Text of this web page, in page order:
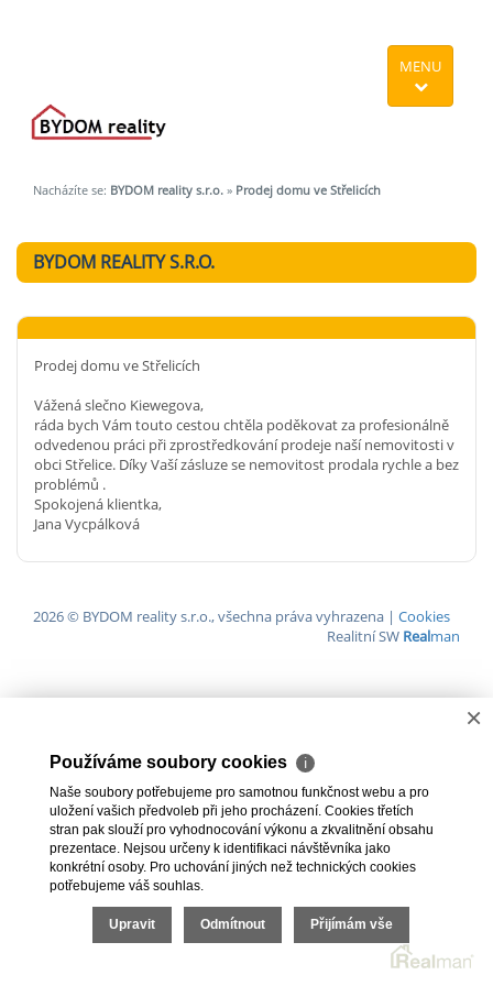
MENU
Nacházíte se: BYDOM reality s.r.o. » Prodej domu ve Střelicích
BYDOM REALITY S.R.O.
Prodej domu ve Střelicích
Vážená slečno Kiewegova,
ráda bych Vám touto cestou chtěla poděkovat za profesionálně
odvedenou práci při zprostředkování prodeje naší nemovitosti v
obci Střelice. Díky Vaší zásluze se nemovitost prodala rychle a bez
problémů .
Spokojená klientka,
Jana Vycpálková
2026 © BYDOM reality s.r.o., všechna práva vyhrazena | Cookies
Realitní SW Realman
×
Používáme soubory cookies ℹ
Naše soubory potřebujeme pro samotnou funkčnost webu a pro
uložení vašich předvoleb při jeho procházení. Cookies třetích
stran pak slouží pro vyhodnocování výkonu a zkvalitnění obsahu
prezentace. Nejsou určeny k identifikaci návštěvníka jako
konkrétní osoby. Pro uchování jiných než technických cookies
potřebujeme váš souhlas.
Upravit Odmítnout Přijímám vše